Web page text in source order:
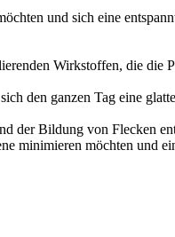
und sich eine
Wirkstoffen, die die
den ganzen Tag eine
der Bildung von Flecken
minimieren möchten und